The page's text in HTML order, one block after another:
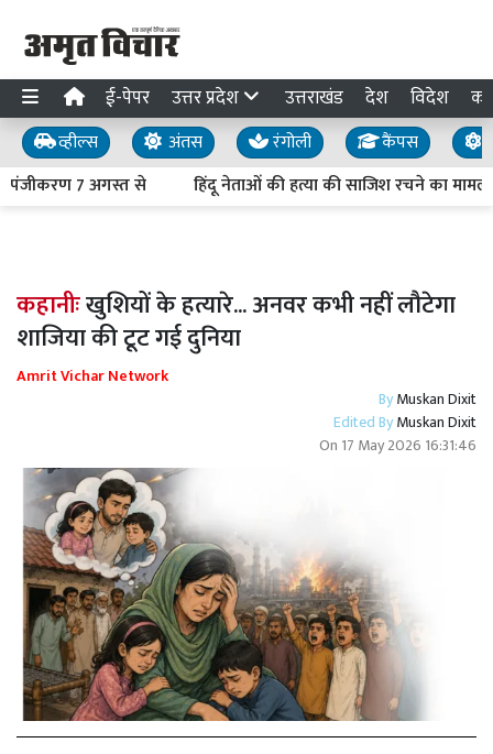
ई-पेपर उत्तर प्रदेश उत्तराखंड देश विदेश
व्हील्स अंतस रंगोली कैंपस
7 अगस्त से
हिंदू नेताओं की हत्या की साजिश रचने का मामला:
कहानीःखुशियों के हत्यारे... अनवर कभी नहीं लौटेगा
शाजिया की टूट गई दुनिया
Amrit Vichar Network
ByMuskan Dixit
Edited ByMuskan Dixit
On 17 May 2026 16:31:46